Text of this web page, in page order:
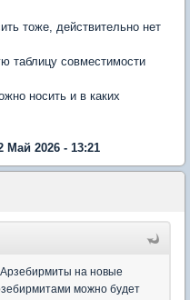
тоже, действительно нет
таблицу совместимости
носить и в каких
Май 2026 - 13:21
на новые
можно будет